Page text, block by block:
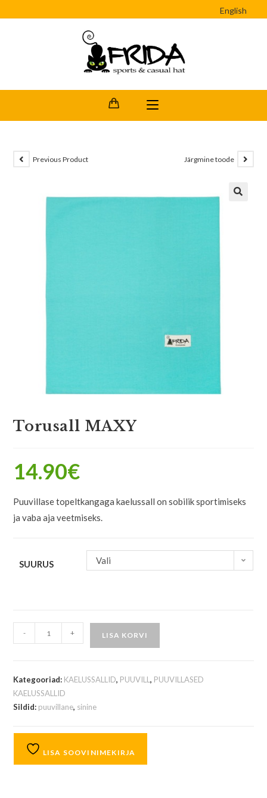
English
Previous Product Järgmine toode
Torusall MAXY
14.90€
Puuvillase topeltkangaga kaelussall on sobilik sportimiseks
ja vaba aja veetmiseks.
SUURUS Vali
- + LISA KORVI
Kategooriad: KAELUSSALLID, PUUVILL, PUUVILLASED
KAELUSSALLID
Sildid: puuvillane, sinine
LISA SOOVINIMEKIRJA